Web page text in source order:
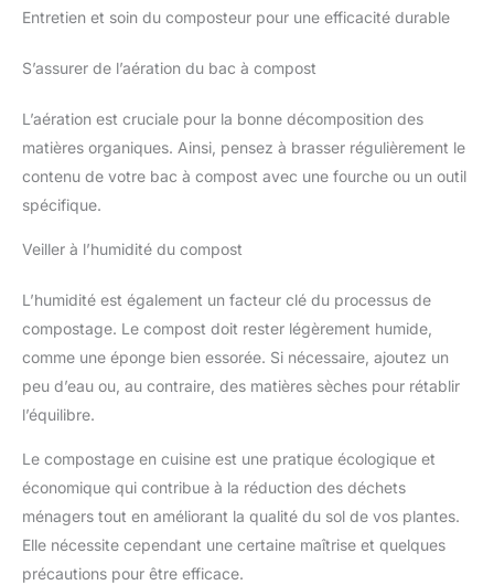
Entretien et soin du composteur pour une efficacité durable
S’assurer de l’aération du bac à compost
L’aération est cruciale pour la bonne décomposition des
matières organiques. Ainsi, pensez à brasser régulièrement le
contenu de votre bac à compost avec une fourche ou un outil
spécifique.
Veiller à l’humidité du compost
L’humidité est également un facteur clé du processus de
compostage. Le compost doit rester légèrement humide,
comme une éponge bien essorée. Si nécessaire, ajoutez un
peu d’eau ou, au contraire, des matières sèches pour rétablir
l’équilibre.
Le compostage en cuisine est une pratique écologique et
économique qui contribue à la réduction des déchets
ménagers tout en améliorant la qualité du sol de vos plantes.
Elle nécessite cependant une certaine maîtrise et quelques
précautions pour être efficace.